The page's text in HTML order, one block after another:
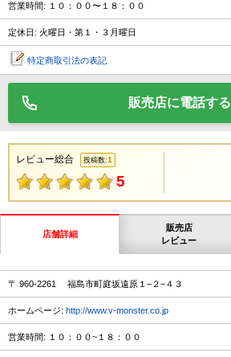
営業時間: １０：００〜１８：００
定休日: 火曜日・第１・３月曜日
特定商取引法の表記
販売店に電話する
レビュー総合 投稿数:1
5
店舗詳細
販売店
レビュー
〒 960-2261 福島市町庭坂遠原１−２−４３
ホームページ: http://www.v-monster.co.jp
営業時間: １０：００~１８：００